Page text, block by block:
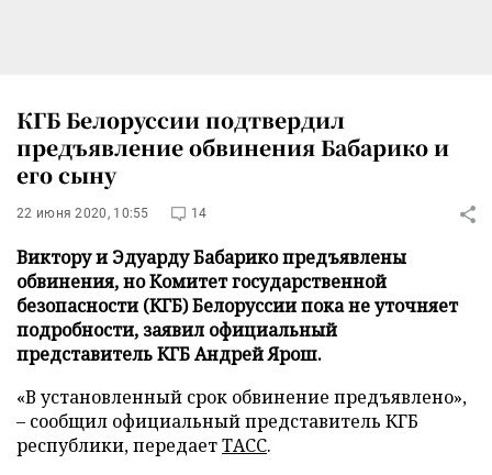
КГБ Белоруссии подтвердил
предъявление обвинения Бабарико и
его сыну
22 июня 2020, 10:55 14
Виктору и Эдуарду Бабарико предъявлены
обвинения, но Комитет государственной
безопасности (КГБ) Белоруссии пока не уточняет
подробности, заявил официальный
представитель КГБ Андрей Ярош.
«В установленный срок обвинение предъявлено»,
– сообщил официальный представитель КГБ
республики, передаетТАСС.